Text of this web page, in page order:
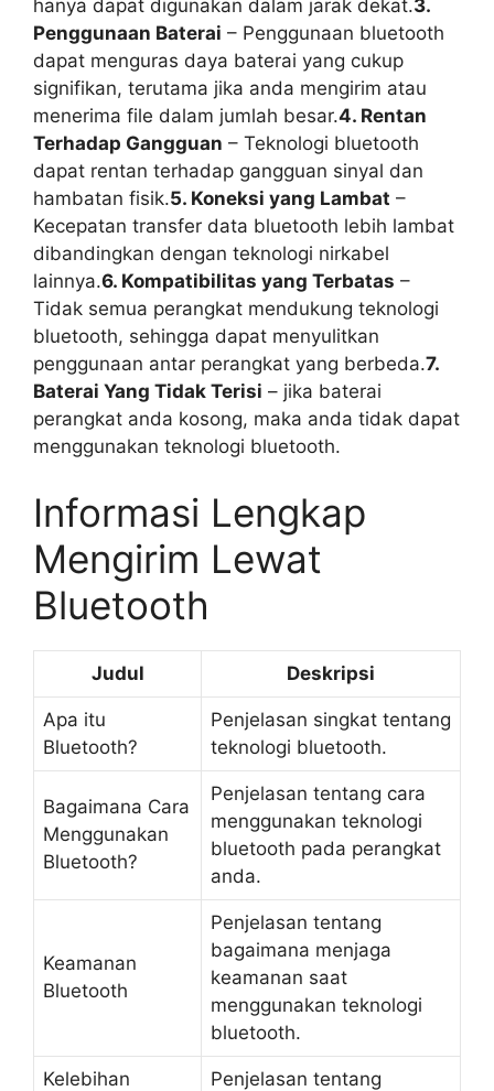
hanya dapat digunakan dalam jarak dekat.3.
Penggunaan Baterai – Penggunaan bluetooth
dapat menguras daya baterai yang cukup
signifikan, terutama jika anda mengirim atau
menerima file dalam jumlah besar.4. Rentan
Terhadap Gangguan – Teknologi bluetooth
dapat rentan terhadap gangguan sinyal dan
hambatan fisik.5. Koneksi yang Lambat –
Kecepatan transfer data bluetooth lebih lambat
dibandingkan dengan teknologi nirkabel
lainnya.6. Kompatibilitas yang Terbatas –
Tidak semua perangkat mendukung teknologi
bluetooth, sehingga dapat menyulitkan
penggunaan antar perangkat yang berbeda.7.
Baterai Yang Tidak Terisi – jika baterai
perangkat anda kosong, maka anda tidak dapat
menggunakan teknologi bluetooth.
Informasi Lengkap
Mengirim Lewat
Bluetooth
Judul Deskripsi
Apa itu
Bluetooth?
Penjelasan singkat tentang
teknologi bluetooth.
Bagaimana Cara
Menggunakan
Bluetooth?
Penjelasan tentang cara
menggunakan teknologi
bluetooth pada perangkat
anda.
Keamanan
Bluetooth
Penjelasan tentang
bagaimana menjaga
keamanan saat
menggunakan teknologi
bluetooth.
Kelebihan
Penjelasan tentang